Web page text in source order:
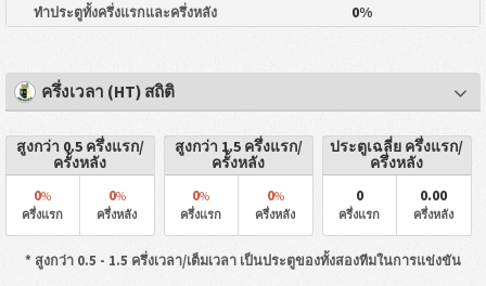
ทำประตูทั้งครึ่งแรกและครึ่งหลัง 0%
ครึ่งเวลา (HT) สถิติ
สูงกว่า 0.5 ครึ่งแรก/
ครั้งหลัง
0%
ครึ่งแรก
0%
ครึ่งหลัง
สูงกว่า 1.5 ครึ่งแรก/
ครั้งหลัง
0%
ครึ่งแรก
0%
ครึ่งหลัง
ประตูเฉลี่ย ครึ่งแรก/
ครึ่งหลัง
0
ครึ่งแรก
0.00
ครึ่งหลัง
* สูงกว่า 0.5 - 1.5 ครึ่งเวลา/เต็มเวลา เป็นประตูของทั้งสองทีมในการแข่งขัน